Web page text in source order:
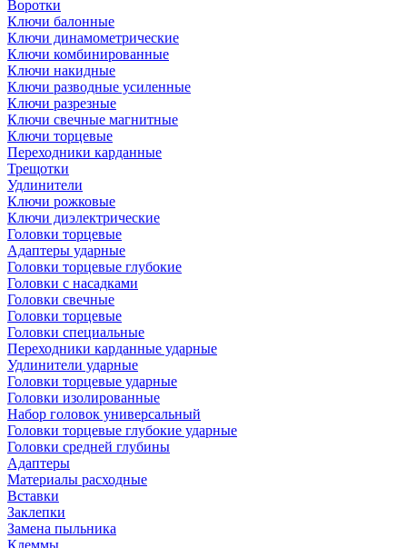
Воротки
Ключи балонные
Ключи динамометрические
Ключи комбинированные
Ключи накидные
Ключи разводные усиленные
Ключи разрезные
Ключи свечные магнитные
Ключи торцевые
Переходники карданные
Трещотки
Удлинители
Ключи рожковые
Ключи диэлектрические
Головки торцевые
Адаптеры ударные
Головки торцевые глубокие
Головки с насадками
Головки свечные
Головки торцевые
Головки специальные
Переходники карданные ударные
Удлинители ударные
Головки торцевые ударные
Головки изолированные
Набор головок универсальный
Головки торцевые глубокие ударные
Головки средней глубины
Адаптеры
Материалы расходные
Вставки
Заклепки
Замена пыльника
Клеммы